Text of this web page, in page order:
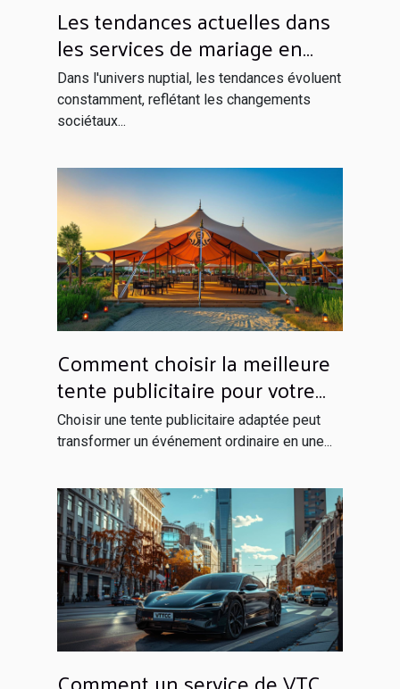
Les tendances actuelles dans
les services de mariage en
France
Dans l'univers nuptial, les tendances évoluent
constamment, reflétant les changements
sociétaux...
Comment choisir la meilleure
tente publicitaire pour votre
événement ?
Choisir une tente publicitaire adaptée peut
transformer un événement ordinaire en une...